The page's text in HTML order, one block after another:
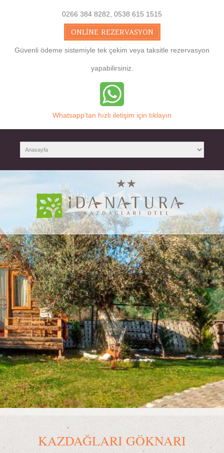
0266 384 8282, 0538 615 1515
ONLINE REZERVASYON
Güvenli ödeme sistemiyle tek çekim veya taksitle rezervasyon
yapabilirsiniz.
Whatsapp'tan hızlı iletişim için tıklayın
KAZDAĞLARI GÖKNARI